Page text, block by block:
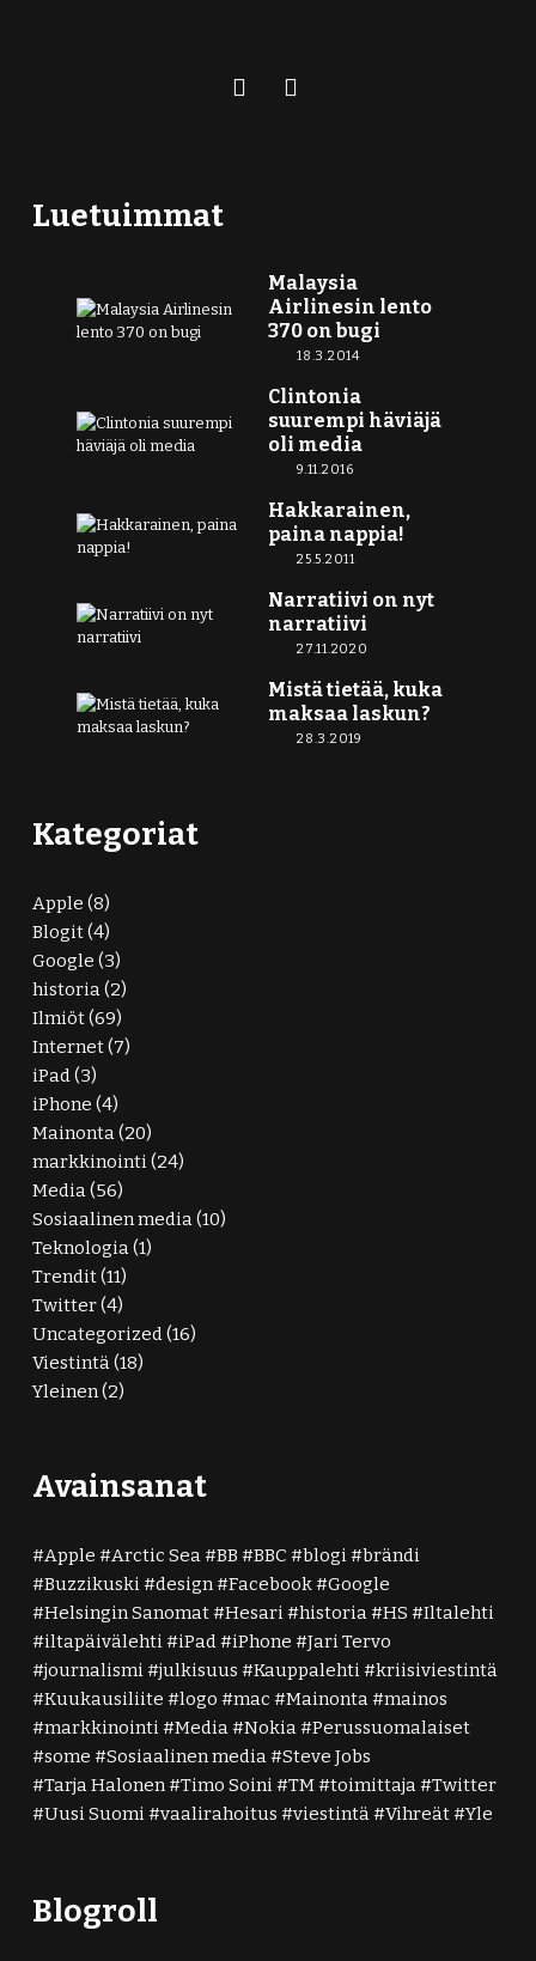
Luetuimmat
Malaysia
Airlinesin lento
370 on bugi
18.3.2014
Clintonia
suurempi häviäjä
oli media
9.11.2016
Hakkarainen,
paina nappia!
25.5.2011
Narratiivi on nyt
narratiivi
27.11.2020
Mistä tietää, kuka
maksaa laskun?
28.3.2019
Kategoriat
Apple (8)
Blogit(4)
Google (3)
historia(2)
Ilmiöt(69)
Internet(7)
iPad(3)
iPhone (4)
Mainonta(20)
markkinointi(24)
Media(56)
Sosiaalinen media(10)
Teknologia(1)
Trendit(11)
Twitter(4)
Uncategorized(16)
Viestintä(18)
Yleinen(2)
Avainsanat
Apple Arctic Sea BB BBC blogi
brändi
Buzzikuski
design Facebook
Google
Helsingin Sanomat
Hesari historia HS
Iltalehti
iltapäivälehti
iPad iPhone
Jari Tervo
journalismi
julkisuus Kauppalehti
kriisiviestintä
Kuukausiliite
logo mac Mainonta
mainos
markkinointi
Media Nokia
Perussuomalaiset
some
Sosiaalinen media
Steve Jobs
Tarja Halonen
Timo Soini TM toimittaja
Twitter
Uusi Suomi
vaalirahoitus viestintä Vihreät Yle
Blogroll